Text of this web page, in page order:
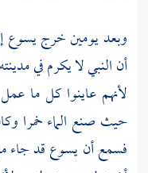
وبعد يومين خرجيسوع
أن النبي لا يكرم في
لأنهم عاينوا كل ما
حيث صنع الماء خمرا
فسمع أنيسوعقد جاء